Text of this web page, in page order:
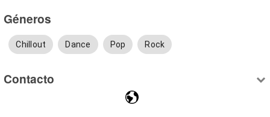
Géneros
Chillout Dance Pop Rock
Contacto